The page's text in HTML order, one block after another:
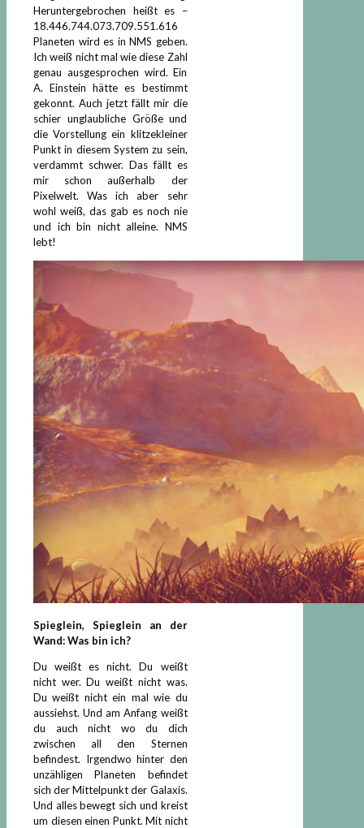
Heruntergebrochen heißt es –
18.446.744.073.709.551.616
Planeten wird es in NMS geben.
Ich weiß nicht mal wie diese Zahl
genau ausgesprochen wird. Ein
A. Einstein hätte es bestimmt
gekonnt. Auch jetzt fällt mir die
schier unglaubliche Größe und
die Vorstellung ein klitzekleiner
Punkt in diesem System zu sein,
verdammt schwer. Das fällt es
mir schon außerhalb der
Pixelwelt. Was ich aber sehr
wohl weiß, das gab es noch nie
und ich bin nicht alleine. NMS
lebt!
Spieglein, Spieglein an der
Wand: Was bin ich?
Du weißt es nicht. Du weißt
nicht wer. Du weißt nicht was.
Du weißt nicht ein mal wie du
aussiehst. Und am Anfang weißt
du auch nicht wo du dich
zwischen all den Sternen
befindest. Irgendwo hinter den
unzähligen Planeten befindet
sich der Mittelpunkt der Galaxis.
Und alles bewegt sich und kreist
um diesen einen Punkt. Mit nicht